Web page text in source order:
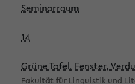
Seminarraum
14
Grüne Tafel, Fenster,
Fakultät für Linguistik und